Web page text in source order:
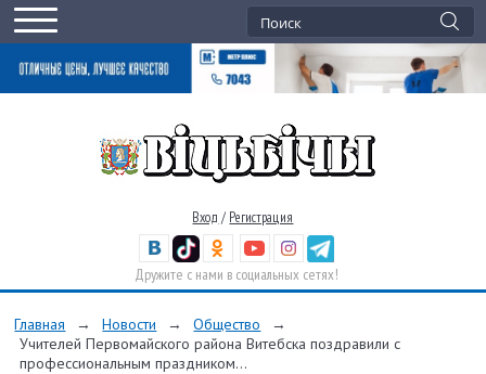
Вход / Регистрация
Дружите с нами в социальных сетях!
Главная → Новости → Общество
→
Учителей Первомайского района Витебска поздравили с
профессиональным праздником...